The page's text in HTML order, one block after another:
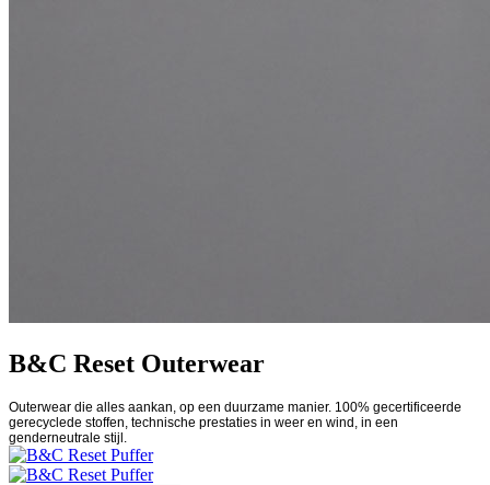
B&C Reset Outerwear
Outerwear die alles aankan, op een duurzame manier. 100% gecertificeerde
gerecyclede stoffen, technische prestaties in weer en wind, in een
genderneutrale stijl.